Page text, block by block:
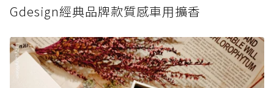
Gdesign經典品牌款質感車用擴香